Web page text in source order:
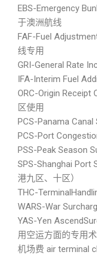
EBS-Emergency
于澳洲航线
FAF-Fuel
线专用
GRI-General Rate
IFA-Interim Fuel
ORC-Origin
区使用
PCS-Panama
PCS-Port
PSS-Peak Season
SPS-Shanghai Port
港九区、十区）
THC-
WARS-War
YAS-Yen
用空运方面的专用
机场费 air terminal